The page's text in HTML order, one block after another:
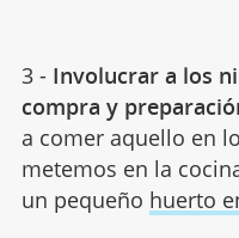
3 - Involucrar a los
compra y
a comer aquello en
metemos en la
un pequeño huerto